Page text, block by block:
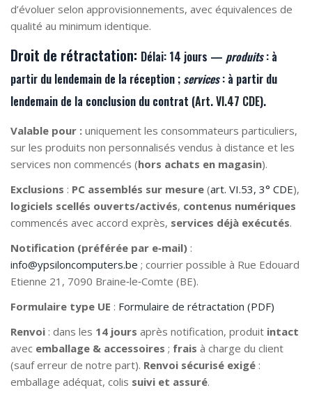
d’évoluer selon approvisionnements, avec équivalences de
qualité au minimum identique.
Droit de rétractation: Délai: 14 jours — produits: à
partir du lendemain de la réception ; services: à partir du
lendemain de la conclusion du contrat (Art. VI.47 CDE).
Valable pour : uniquement les consommateurs particuliers,
sur les produits non personnalisés vendus à distance et les
services non commencés (hors achats en magasin).
Exclusions : PC assemblés sur mesure (art. VI.53, 3° CDE),
logiciels scellés ouverts/activés, contenus numériques
commencés avec accord exprès, services déjà exécutés.
Notification (préférée par e‑mail) :
info@ypsiloncomputers.be ; courrier possible à Rue Edouard
Etienne 21, 7090 Braine‑le‑Comte (BE).
Formulaire type UE : Formulaire de rétractation (PDF)
Renvoi : dans les 14 jours après notification, produit intact
avec emballage & accessoires ; frais à charge du client
(sauf erreur de notre part). Renvoi sécurisé exigé :
emballage adéquat, colis suivi et assuré.